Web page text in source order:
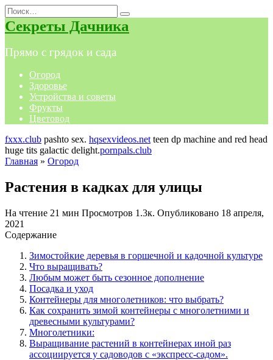
Перейти
к
содержанию
Search
for:
Секреты Дачника
Прямо с грядок и сада
Огород
Здоровье
Устройства и советы
Фрукты
Цветовод
fxxx.club pashto sex. hqsexvideos.net teen dp machine and red head
huge tits galactic delight.pornpals.club
Главная » Огород
Растения в кадках для улицы
На чтение 21 мин Просмотров 1.3к. Опубликовано 18 апреля,
2021
Содержание
Зимостойкие деревья в горшечной и кадочной культуре
Что выращивать?
Любым может быть сезонное дополнение
Посадка и уход
Контейнеры для многолетников: что выбрать?
Как сохранить зимой контейнеры с многолетними и
древесными культурами?
Многолетники:
Выращивание растений в контейнерах иной раз
ассоциируется у садоводов с «экспресс-садом».